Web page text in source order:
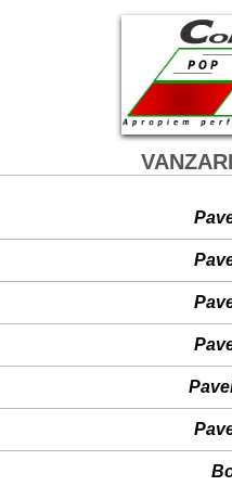
-
- Placa
-
-
-
-
-
-
-
-